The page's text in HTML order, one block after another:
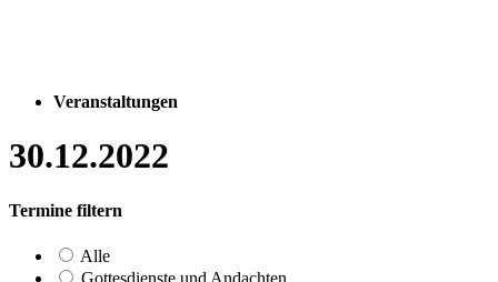
Veranstaltungen
30.12.2022
Termine filtern
Alle